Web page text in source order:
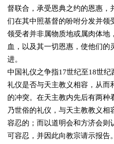
督联合，承受恩典之约的恩惠，
们在其中照基督的吩咐分发并领
领受者并非属物质地或属肉体地
血，以及其一切恩惠，使他们的
进。
中国礼仪之争指17世纪至18世
礼仪是否与天主教义相容，从而
的冲突。在天主教内先后有两种
乃世俗的礼仪，与天主教教义相
容忍的；而以道明会和方济会则
可容忍，并因此向教宗请示报告